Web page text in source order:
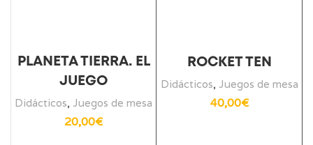
PLANETA TIERRA. EL
JUEGO
Didácticos, Juegos de mesa
20,00€
ROCKET TEN
Didácticos, Juegos de mesa
40,00€